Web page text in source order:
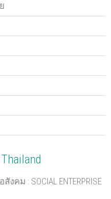
ม : SOCIAL ENTERPRISE